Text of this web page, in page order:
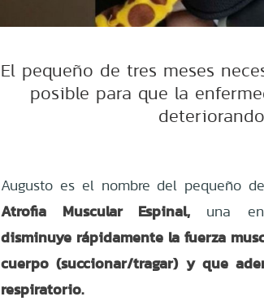
El pequeño de tres meses
posible para que la
Augusto es el nombre del pequeño
Atrofia Muscular Espinal,una
disminuye rápidamente la fuerza
cuerpo (succionar/tragar) y que
respiratorio.